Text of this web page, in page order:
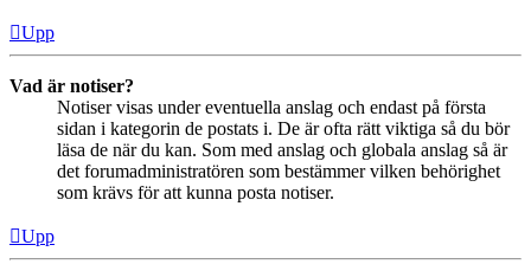
Upp
Vad är notiser?
Notiser visas under eventuella anslag och endast på första
sidan i kategorin de postats i. De är ofta rätt viktiga så du bör
läsa de när du kan. Som med anslag och globala anslag så är
det forumadministratören som bestämmer vilken behörighet
som krävs för att kunna posta notiser.
Upp